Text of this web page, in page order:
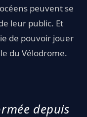
peuvent se
leur public. Et
de pouvoir jouer
du Vélodrome.
depuis